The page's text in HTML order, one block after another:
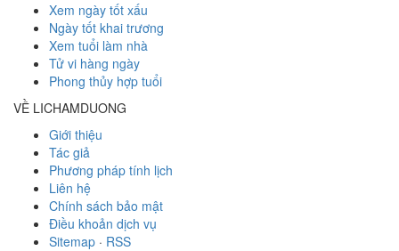
Xem ngày tốt xấu
Ngày tốt khai trương
Xem tuổi làm nhà
Tử vi hàng ngày
Phong thủy hợp tuổi
VỀ LICHAMDUONG
Giới thiệu
Tác giả
Phương pháp tính lịch
Liên hệ
Chính sách bảo mật
Điều khoản dịch vụ
Sitemap · RSS